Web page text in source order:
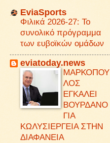
EviaSports
Φιλικά 2026-27: Το
συνολικό πρόγραμμα
των ευβοϊκών ομάδων
eviatoday.news
ΜΑΡΚΟΠΟΥ
ΛΟΣ
ΕΓΚΑΛΕΙ
ΒΟΥΡΔΑΝΟ
ΓΙΑ
ΚΩΛΥΣΙΕΡΓΕΙΑ ΣΤΗΝ
ΔΙΑΦΑΝΕΙΑ